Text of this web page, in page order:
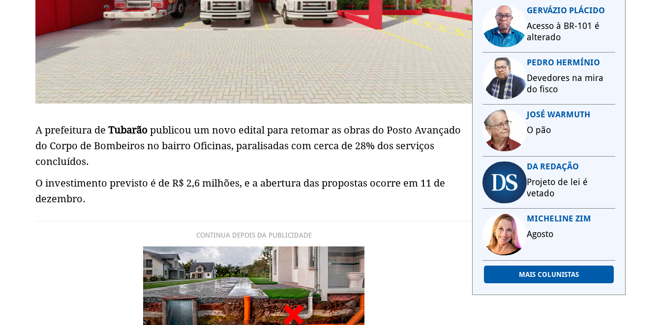
A prefeitura de Tubarão publicou um novo edital para retomar as obras do Posto Avançado
do Corpo de Bombeiros no bairro Oficinas, paralisadas com cerca de 28% dos serviços
concluídos.
O investimento previsto é de R$ 2,6 milhões, e a abertura das propostas ocorre em 11 de
dezembro.
CONTINUA DEPOIS DA PUBLICIDADE
GERVÁZIO PLÁCIDO
Acesso à BR-101 é
alterado
PEDRO HERMÍNIO
Devedores na mira
do fisco
JOSÉ WARMUTH
O pão
DA REDAÇÃO
Projeto de lei é
vetado
MICHELINE ZIM
Agosto
MAIS COLUNISTAS